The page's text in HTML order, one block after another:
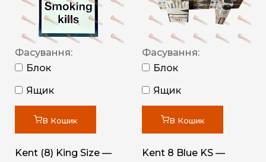
Фасування:
Блок
Ящик
В Кошик
Kent (8) King Size —
Фасування:
Блок
Ящик
В Кошик
Kent 8 Blue KS —